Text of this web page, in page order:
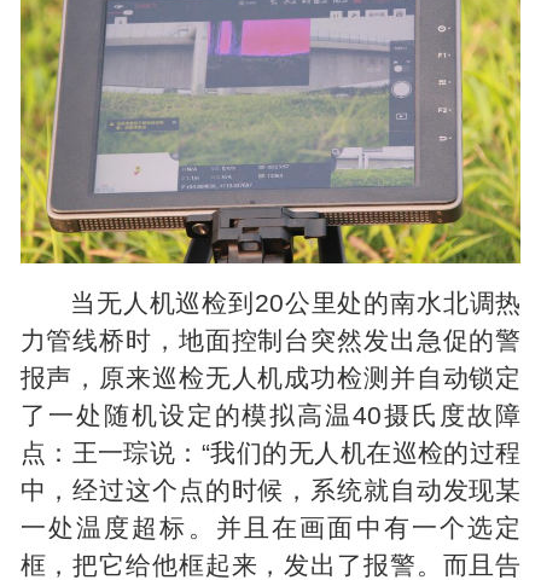
当无人机巡检到20公里处的南水北调热
力管线桥时，地面控制台突然发出急促的警
报声，原来巡检无人机成功检测并自动锁定
了一处随机设定的模拟高温40摄氏度故障
点：王一琮说：“我们的无人机在巡检的过程
中，经过这个点的时候，系统就自动发现某
一处温度超标。并且在画面中有一个选定
框，把它给他框起来，发出了报警。而且告